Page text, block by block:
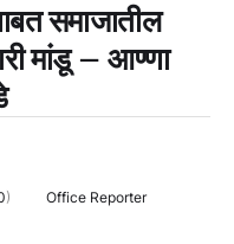
समाजातील
मांडू – आण्णा
) Office Reporter